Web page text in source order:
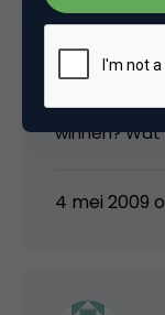
Daarnaast
grote
Gaat
winnen? Wat
4 mei 2009